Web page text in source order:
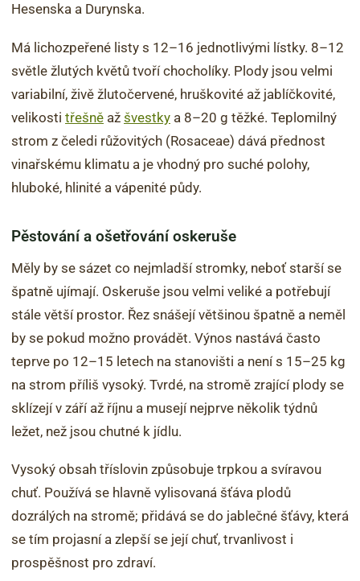
Hesenska a Durynska.
Má lichozpeřené listy s 12–16 jednotlivými lístky. 8–12
světle žlutých květů tvoří chocholíky. Plody jsou velmi
variabilní, živě žlutočervené, hruškovité až jablíčkovité,
velikosti třešně až švestky a 8–20 g těžké. Teplomilný
strom z čeledi růžovitých (Rosaceae) dává přednost
vinařskému klimatu a je vhodný pro suché polohy,
hluboké, hlinité a vápenité půdy.
Pěstování a ošetřování oskeruše
Měly by se sázet co nejmladší stromky, neboť starší se
špatně ujímají. Oskeruše jsou velmi veliké a potřebují
stále větší prostor. Řez snášejí většinou špatně a neměl
by se pokud možno provádět. Výnos nastává často
teprve po 12–15 letech na stanovišti a není s 15–25 kg
na strom příliš vysoký. Tvrdé, na stromě zrající plody se
sklízejí v září až říjnu a musejí nejprve několik týdnů
ležet, než jsou chutné k jídlu.
Vysoký obsah tříslovin způsobuje trpkou a svíravou
chuť. Používá se hlavně vylisovaná šťáva plodů
dozrálých na stromě; přidává se do jablečné šťávy, která
se tím projasní a zlepší se její chuť, trvanlivost i
prospěšnost pro zdraví.